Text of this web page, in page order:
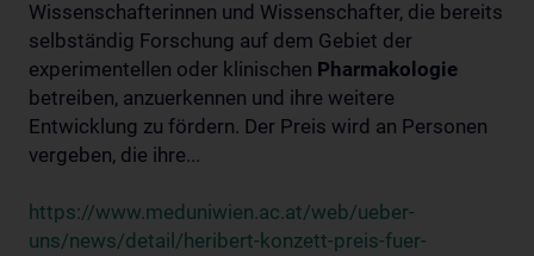
Wissenschafterinnen und Wissenschafter, die bereits
selbständig Forschung auf dem Gebiet der
experimentellen oder klinischen Pharmakologie
betreiben, anzuerkennen und ihre weitere
Entwicklung zu fördern. Der Preis wird an Personen
vergeben, die ihre...
https://www.meduniwien.ac.at/web/ueber-
uns/news/detail/heribert-konzett-preis-fuer-